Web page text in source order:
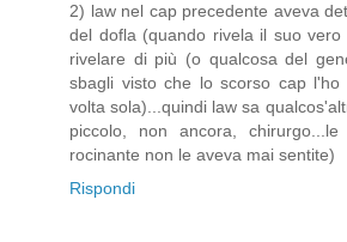
2) law nel cap precedente aveva
del dofla (quando rivela il suo
rivelare di più (o qualcosa del
sbagli visto che lo scorso cap
volta sola)...quindi law sa
piccolo, non ancora,
rocinante non le aveva mai sentite)
Rispondi